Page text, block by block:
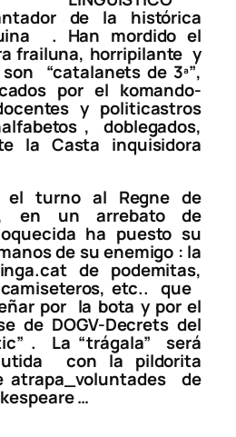
de la histórica
. Han mordido el
frailuna, horripilante y
“catalanets de 3ª”,
por el komando-
y politicastros
, doblegados,
la Casta inquisidora
turno al Regne de
en un arrebato de
ha puesto su
de su enemigo : la
de podemitas,
etc.. que
por la bota y por el
de DOGV-Decrets del
. La “trágala” será
con la pildorita
atrapa_voluntades de
…